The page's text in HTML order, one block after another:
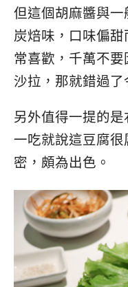
但這個胡麻醬與
炭焙味，口味偏
常喜歡，千萬不
沙拉，那就錯過了
另外值得一提的
一吃就說這豆腐
密，頗為出色。